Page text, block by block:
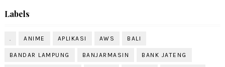
Labels
. ANIME APLIKASI AWS BALI
BANDAR LAMPUNG BANJARMASIN BANK JATENG